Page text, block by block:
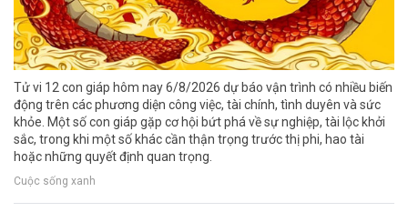
Tử vi 12 con giáp hôm nay 6/8/2026 dự báo vận trình có nhiều biến
động trên các phương diện công việc, tài chính, tình duyên và sức
khỏe. Một số con giáp gặp cơ hội bứt phá về sự nghiệp, tài lộc khởi
sắc, trong khi một số khác cần thận trọng trước thị phi, hao tài
hoặc những quyết định quan trọng.
Cuộc sống xanh